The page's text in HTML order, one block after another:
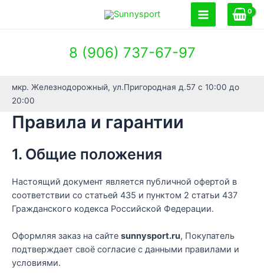
Main
8 (906) 737-67-97
мкр. Железнодорожный, ул.Пригородная д.57 с 10:00 до
20:00
Правила и гарантии
1. Общие положения
Настоящий документ является публичной офертой в
соответствии со статьей 435 и пунктом 2 статьи 437
Гражданского кодекса Российской Федерации.
Оформляя заказ на сайте sunnysport.ru, Покупатель
подтверждает своё согласие с данными правилами и
условиями.